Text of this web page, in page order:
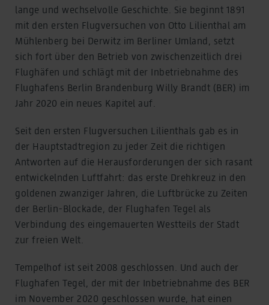
lange und wechselvolle Geschichte. Sie beginnt 1891
mit den ersten Flugversuchen von Otto Lilienthal am
Mühlenberg bei Derwitz im Berliner Umland, setzt
sich fort über den Betrieb von zwischenzeitlich drei
Flughäfen und schlägt mit der Inbetriebnahme des
Flughafens Berlin Brandenburg Willy Brandt (BER) im
Jahr 2020 ein neues Kapitel auf.
Seit den ersten Flugversuchen Lilienthals gab es in
der Hauptstadtregion zu jeder Zeit die richtigen
Antworten auf die Herausforderungen der sich rasant
entwickelnden Luftfahrt: das erste Drehkreuz in den
goldenen zwanziger Jahren, die Luftbrücke zu Zeiten
der Berlin-Blockade, der Flughafen Tegel als
Verbindung des eingemauerten Westteils der Stadt
zur freien Welt.
Tempelhof ist seit 2008 geschlossen. Und auch der
Flughafen Tegel, der mit der Inbetriebnahme des BER
im November 2020 geschlossen wurde, hat einen